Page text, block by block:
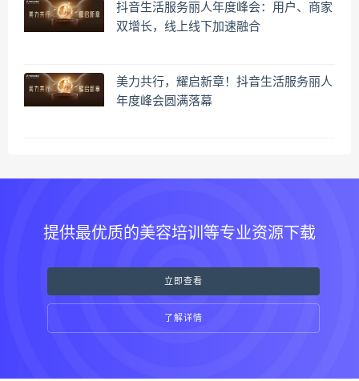
抖音生活服务丽人年度峰会：用户、商家
双增长，线上线下加速融合
美力共行，耀启新章！抖音生活服务丽人
年度峰会圆满落幕
提供最优质的美容培训等专业资源下载
立即查看
了解详情